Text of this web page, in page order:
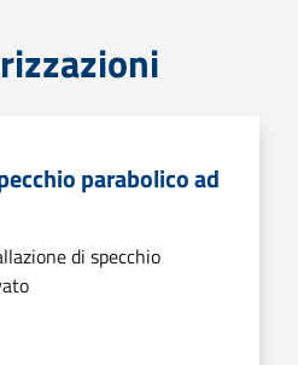
parabolico ad
di specchio